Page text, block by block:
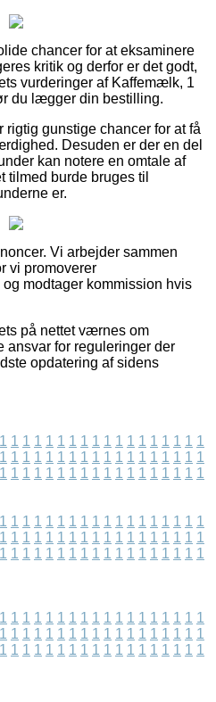
chancer for at eksaminere
kritik og derfor er det godt,
vurderinger af Kaffemælk, 1
du lægger din bestilling.
rigtig gunstige chancer for at få
Desuden er der en del
kan notere en omtale af
tilmed burde bruges til
er.
Vi arbejder sammen
vi promoverer
modtager kommission hvis
på nettet værnes om
ansvar for reguleringer der
opdatering af sidens
1 1 1 1 1 1 1 1 1 1 1 1 1 1 1 1 1 1
1 1 1 1 1 1 1 1 1 1 1 1 1 1 1 1 1 1
1 1 1 1 1 1 1 1 1 1 1 1 1 1 1 1 1 1
1 1 1 1 1 1 1 1 1 1 1 1 1 1 1 1 1 1
1 1 1 1 1 1 1 1 1 1 1 1 1 1 1 1 1 1
1 1 1 1 1 1 1 1 1 1 1 1 1 1 1 1 1 1
1 1 1 1 1 1 1 1 1 1 1 1 1 1 1 1 1 1
1 1 1 1 1 1 1 1 1 1 1 1 1 1 1 1 1 1
1 1 1 1 1 1 1 1 1 1 1 1 1 1 1 1 1 1